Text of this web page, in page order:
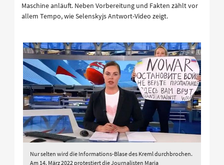
Maschine anläuft. Neben Vorbereitung und Fakten zählt vor
allem Tempo, wie Selenskyjs Antwort-Video zeigt.
Nur selten wird die Informations-Blase des Kreml durchbrochen.
Am 14. März 2022 protestiert die Journalisten Maria